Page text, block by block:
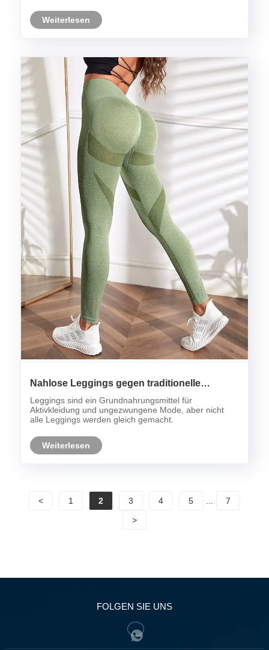
Weiterlesen
Nahlose Leggings gegen traditionelle
genähte Leggings: Was ist der Unterschied?
Leggings sind ein Grundnahrungsmittel für
Aktivkleidung und ungezwungene Mode, aber nicht
alle Leggings werden gleich gemacht.
Weiterlesen
< 1 2 3 4 5 ...
7
>
FOLGEN SIE UNS